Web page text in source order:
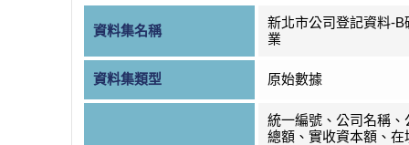
資料集名稱
新北市公司登記資料-B
業
資料集類型 原始數據
統一編號、公司名稱、
總額、實收資本額、在